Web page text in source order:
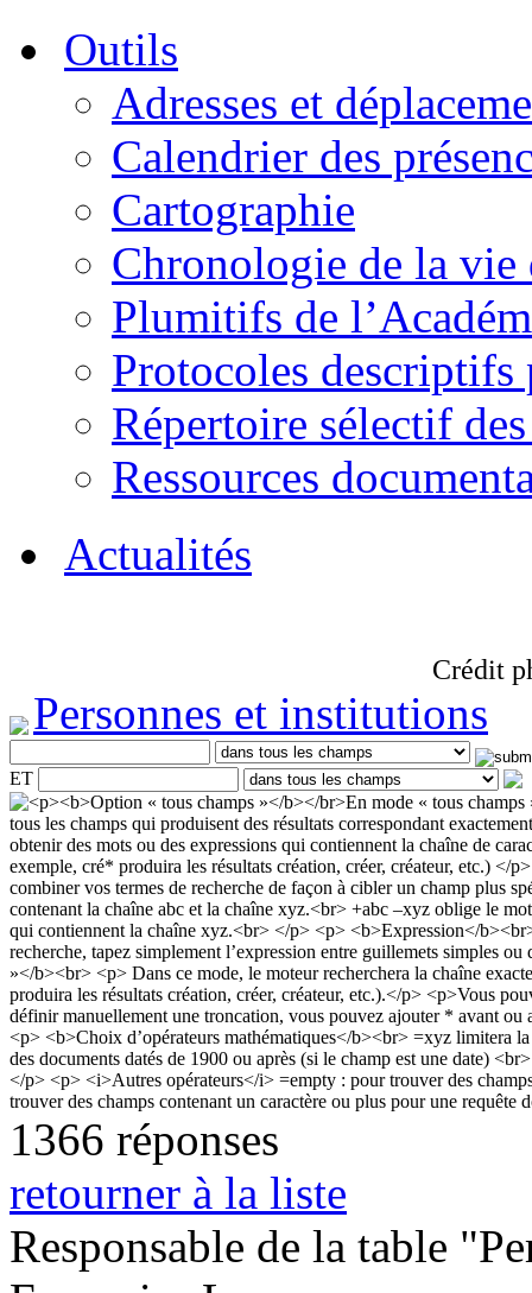
Outils
Adresses et
Calendrier des
Cartographie
Chronologie de la vie
Plumitifs de
Protocoles descriptifs
Répertoire sélectif
Ressources
Actualités
Crédit
Personnes et institutions
ET
1366 réponses
retourner à la liste
Responsable de la table